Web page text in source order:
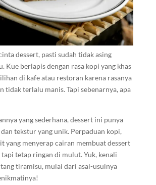
dessert, pasti sudah tidak asing
Kue berlapis dengan rasa kopi yang khas
di kafe atau restoran karena rasanya
tidak terlalu manis. Tapi sebenarnya, apa
yang sederhana, dessert ini punya
tekstur yang unik. Perpaduan kopi,
yang menyerap cairan membuat dessert
tapi tetap ringan di mulut. Yuk, kenali
tiramisu, mulai dari asal-usulnya